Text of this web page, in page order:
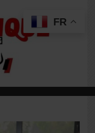
FR